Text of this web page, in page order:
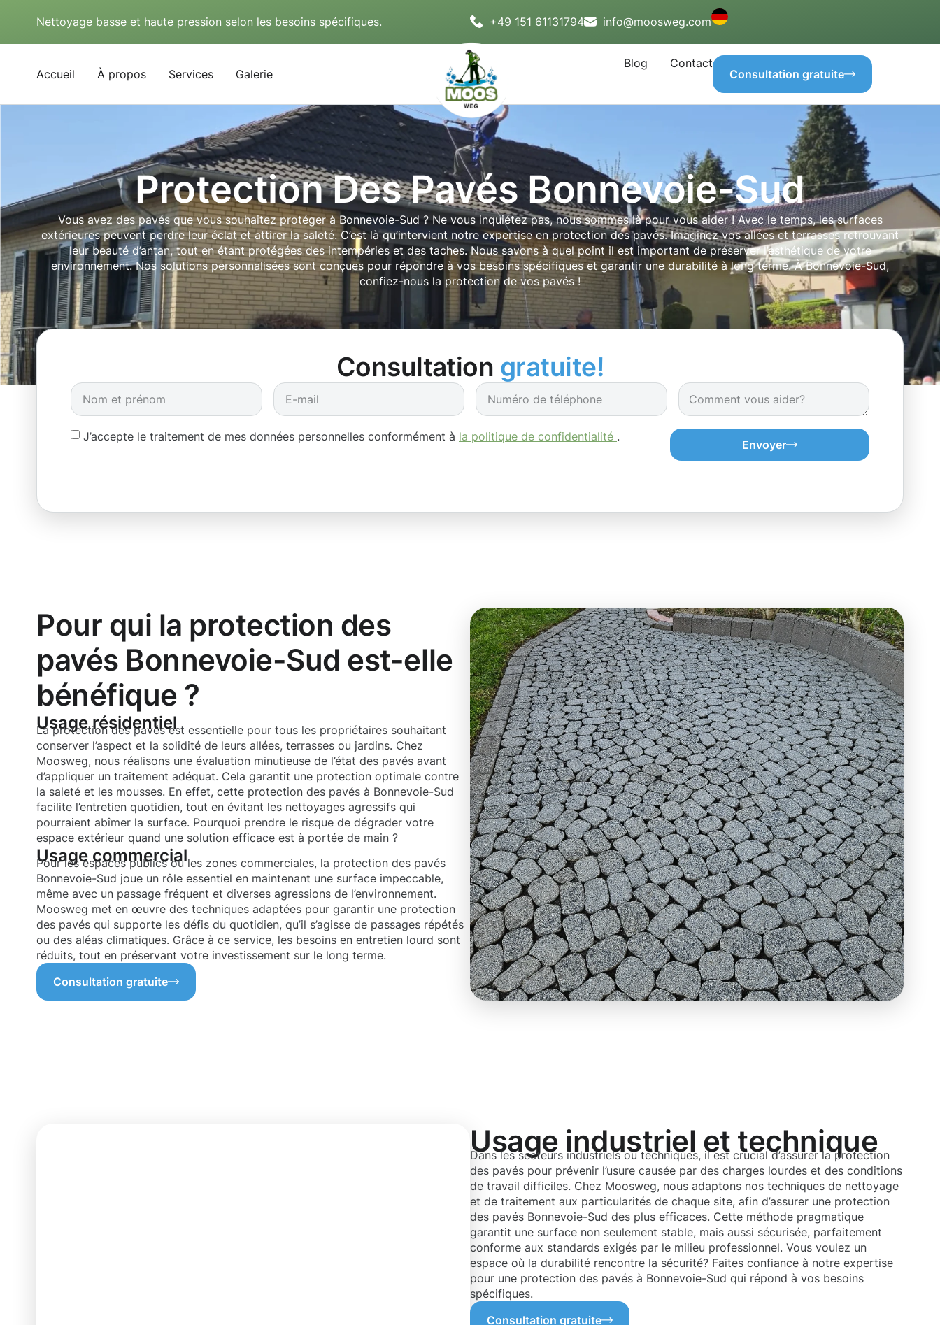
Nettoyage basse et haute pression selon les besoins spécifiques. +49 151 61131794 info@moosweg.com
Accueil À propos Services Galerie
Blog
Contact
Consultation gratuite
Protection Des Pavés Bonnevoie-Sud
Vous avez des pavés que vous souhaitez protéger à Bonnevoie-Sud ? Ne vous inquiétez pas, nous sommes là pour vous aider ! Avec le temps, les surfaces
extérieures peuvent perdre leur éclat et attirer la saleté. C’est là qu’intervient notre expertise en protection des pavés. Imaginez vos allées et terrasses retrouvant
leur beauté d’antan, tout en étant protégées des intempéries et des taches. Nous savons à quel point il est important de préserver l’esthétique de votre
environnement. Nos solutions personnalisées sont conçues pour répondre à vos besoins spécifiques et garantir une durabilité à long terme. À Bonnevoie-Sud,
confiez-nous la protection de vos pavés !
Consultation gratuite!
J’accepte le traitement de mes données personnelles conformément à la politique de confidentialité .
Envoyer
Pour qui la protection des
pavés Bonnevoie-Sud est-elle
bénéfique ?
Usage résidentiel
La protection des pavés est essentielle pour tous les propriétaires souhaitant
conserver l’aspect et la solidité de leurs allées, terrasses ou jardins. Chez
Moosweg, nous réalisons une évaluation minutieuse de l’état des pavés avant
d’appliquer un traitement adéquat. Cela garantit une protection optimale contre
la saleté et les mousses. En effet, cette protection des pavés à Bonnevoie-Sud
facilite l’entretien quotidien, tout en évitant les nettoyages agressifs qui
pourraient abîmer la surface. Pourquoi prendre le risque de dégrader votre
espace extérieur quand une solution efficace est à portée de main ?
Usage commercial
Pour les espaces publics ou les zones commerciales, la protection des pavés
Bonnevoie-Sud joue un rôle essentiel en maintenant une surface impeccable,
même avec un passage fréquent et diverses agressions de l’environnement.
Moosweg met en œuvre des techniques adaptées pour garantir une protection
des pavés qui supporte les défis du quotidien, qu’il s’agisse de passages répétés
ou des aléas climatiques. Grâce à ce service, les besoins en entretien lourd sont
réduits, tout en préservant votre investissement sur le long terme.
Consultation gratuite
Usage industriel et technique
Dans les secteurs industriels ou techniques, il est crucial d’assurer la protection
des pavés pour prévenir l’usure causée par des charges lourdes et des conditions
de travail difficiles. Chez Moosweg, nous adaptons nos techniques de nettoyage
et de traitement aux particularités de chaque site, afin d’assurer une protection
des pavés Bonnevoie-Sud des plus efficaces. Cette méthode pragmatique
garantit une surface non seulement stable, mais aussi sécurisée, parfaitement
conforme aux standards exigés par le milieu professionnel. Vous voulez un
espace où la durabilité rencontre la sécurité? Faites confiance à notre expertise
pour une protection des pavés à Bonnevoie-Sud qui répond à vos besoins
spécifiques.
Consultation gratuite